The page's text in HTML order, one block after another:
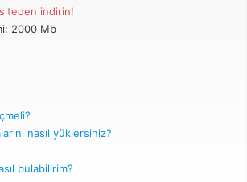
indirin!
2000 Mb
nasıl yüklersiniz?
bulabilirim?